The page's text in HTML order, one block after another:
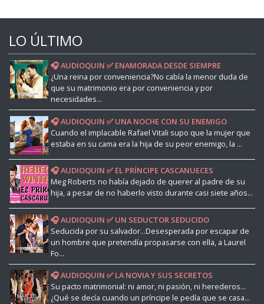
LO ÚLTIMO
🎧 AUDIOQUIN ✅ ENAMORADA DESDE SIEMPRE
¿Una reina por conveniencia?No cabía la menor duda de
que su matrimonio era por conveniencia y por
necesidades...
🎧 AUDIOQUIN ✅ UNA NOCHE CON SU ENEMIGO
Cuando el implacable Rafael Vitali supo que la mujer que
estaba en su cama era la hija de su peor enemigo, la ...
🎧 AUDIOQUIN ✅ EL PRÍNCIPE CASCANUECES
Meg Roberts no había dejado de querer al padre de su
hija, a pesar de no haberlo visto durante casi siete años...
🎧 AUDIOQUIN ✅ UN SEDUCTOR SEDUCIDO
Seducida por su salvador...Desesperada por escapar de
un hombre que pretendía propasarse con ella, a Laurel
Fo...
🎧 AUDIOQUIN ✅ LA NOVIA Y SUS SECRETOS
Su pacto matrimonial: ni amor, ni pasión, ni herederos...
¿Qué se decía cuando un príncipe le pedía que se casa...